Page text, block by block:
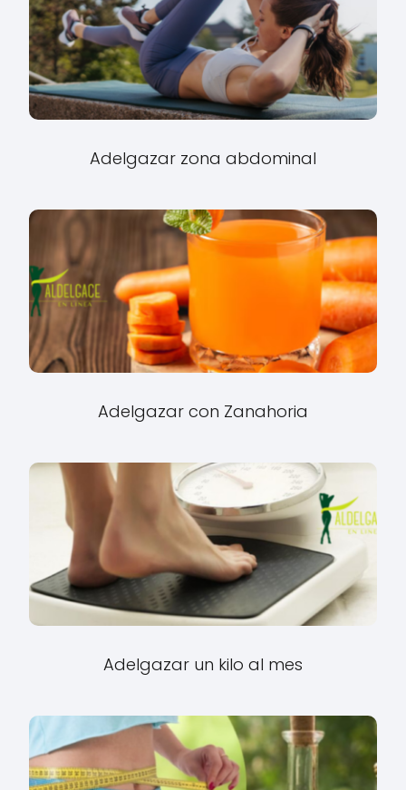
Adelgazar zona abdominal
Adelgazar con Zanahoria
Adelgazar un kilo al mes